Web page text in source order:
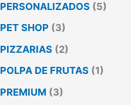
PERSONALIZADOS (5)
PET SHOP (3)
PIZZARIAS (2)
POLPA DE FRUTAS (1)
PREMIUM (3)